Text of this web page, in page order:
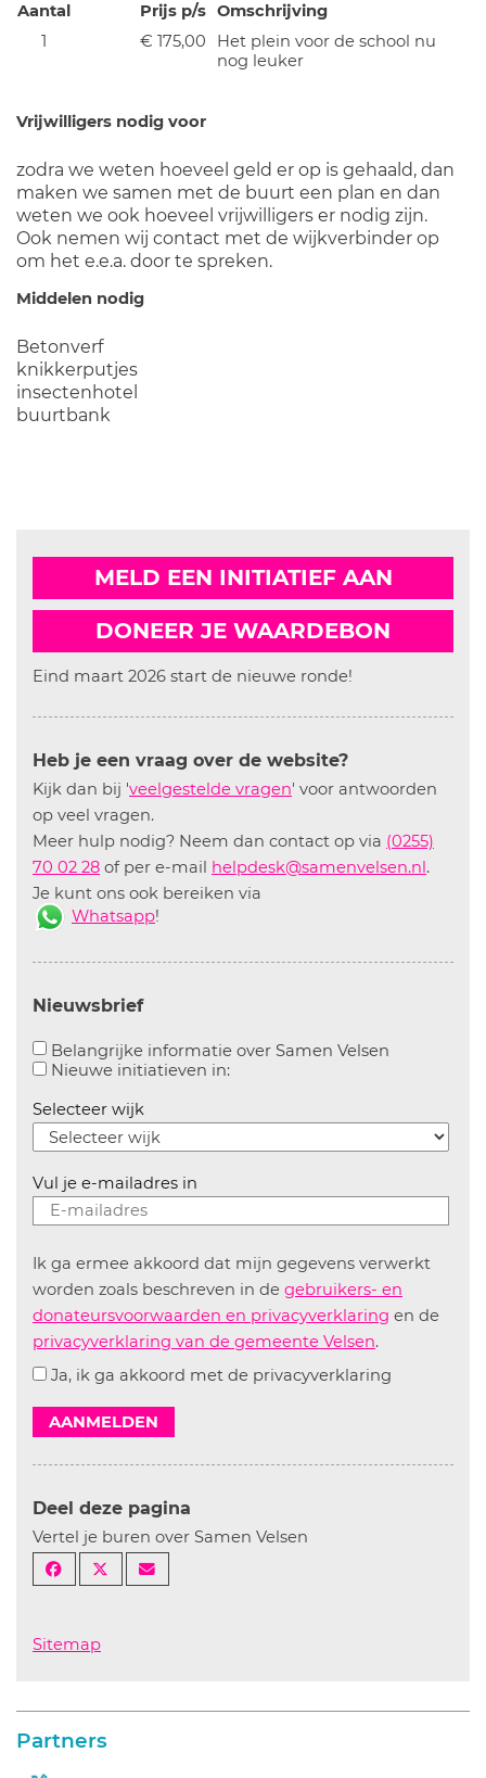
Aantal Prijs p/s Omschrijving
1
€ 175,00
Het plein voor de school nu
nog leuker
Vrijwilligers nodig voor
zodra we weten hoeveel geld er op is gehaald, dan
maken we samen met de buurt een plan en dan
weten we ook hoeveel vrijwilligers er nodig zijn.
Ook nemen wij contact met de wijkverbinder op
om het e.e.a. door te spreken.
Middelen nodig
Betonverf
knikkerputjes
insectenhotel
buurtbank
MELD EEN INITIATIEF AAN
DONEER JE WAARDEBON
Eind maart 2026 start de nieuwe ronde!
Heb je een vraag over de website?
Kijk dan bij 'veelgestelde vragen' voor antwoorden
op veel vragen.
Meer hulp nodig? Neem dan contact op via (0255)
70 02 28 of per e-mail helpdesk@samenvelsen.nl.
Je kunt ons ook bereiken via
Whatsapp!
Nieuwsbrief
Belangrijke informatie over Samen Velsen
Nieuwe initiatieven in:Aanvinken om informatie over
Selecteer wijk
Vul je e-mailadres in
Ik ga ermee akkoord dat mijn gegevens verwerkt
worden zoals beschreven in de gebruikers- en
donateursvoorwaarden en privacyverklaring en de
privacyverklaring van de gemeente Velsen.
Ja, ik ga akkoord met de privacyverklaring
AANMELDEN
Deel deze pagina
Vertel je buren over Samen Velsen
Sitemap
Partners